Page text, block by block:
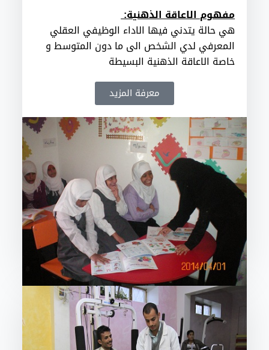
مفهوم الاعاقة الذهنية:
هي حالة يتدني فيها الاداء الوظيفي العقلي
المعرفي لدي الشخص الى ما دون المتوسط و
خاصة الاعاقة الذهنية البسيطة
معرفة المزيد